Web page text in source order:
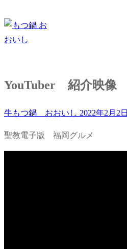
YouTuber 紹介映像
牛もつ鍋 おおいし 2022年2月2日
聖教電子版 福岡グルメ